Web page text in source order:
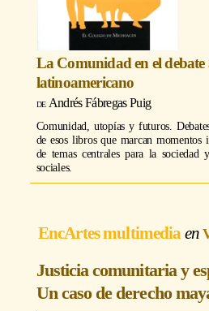
La Comunidad en el
latinoamericano
Andrés Fábregas Puig
Comunidad, utopías y futuros.
de esos libros que marcan momentos
de temas centrales para la sociedad
sociales.
EncArtes multimedia
Justicia comunitaria y
Un caso de derecho